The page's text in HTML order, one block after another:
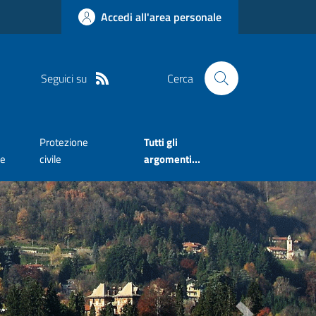
Accedi all'area personale
Seguici su Cerca
Protezione
civile
Tutti gli
argomenti...